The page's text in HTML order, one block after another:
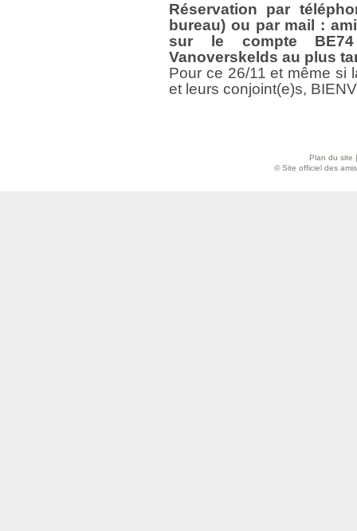
Réservation par
bureau) ou par mail :
sur le compte
Vanoverskelds au plus
Pour ce 26/11 et même si
et leurs conjoint(e)s,
Plan du site
© Site officiel des